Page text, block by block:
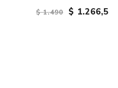
$ 1.490 $ 1.266,5